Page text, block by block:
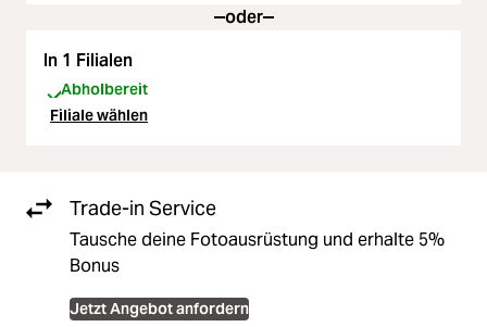
oder
In 1 Filialen
Abholbereit
Filiale wählen
Trade-in Service
Tausche deine Fotoausrüstung und erhalte 5%
Bonus
Jetzt Angebot anfordern